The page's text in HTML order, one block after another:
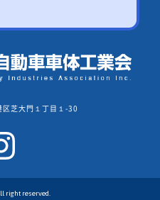
芝大門１丁目１-30
right reserved.